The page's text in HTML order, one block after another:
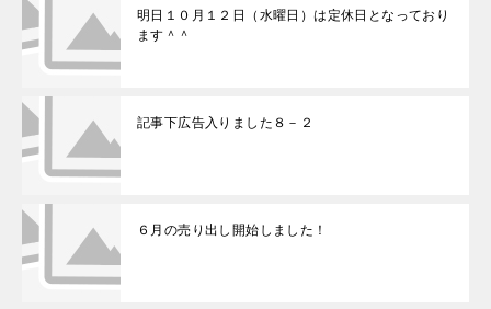
明日１０月１２日（水曜日）は定休日となっており
ます＾＾
記事下広告入りました８－２
６月の売り出し開始しました！